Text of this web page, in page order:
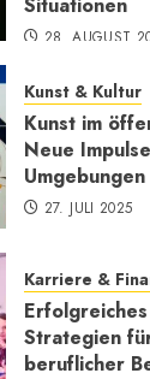
28. AUGUST
Kunst & Kultur
Kunst im
Neue
Umgebungen
27. JULI 2025
Karriere &
Strategien
beruflicher